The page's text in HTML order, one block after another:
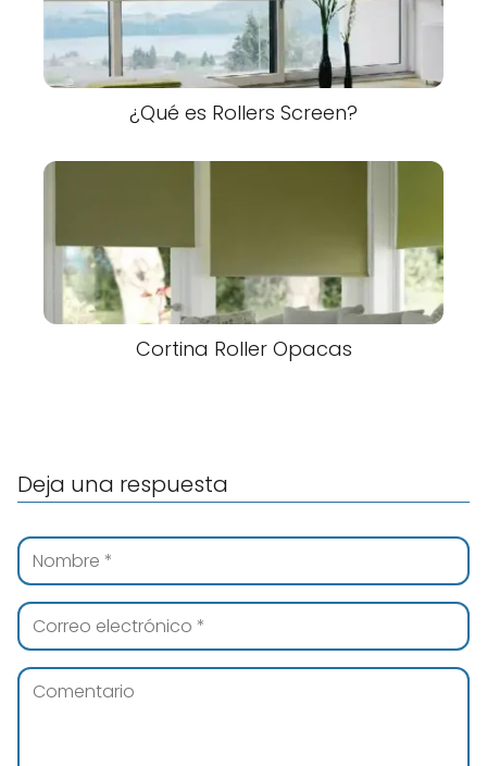
¿Qué es Rollers Screen?
Cortina Roller Opacas
Deja una respuesta